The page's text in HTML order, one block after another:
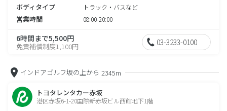
ボディタイプ トラック・バスなど
営業時間 08:00-20:00
6時間まで5,500円
免責補償制度1,100円 03-3233-0100
インドアゴルフ坂の上から 2345m
トヨタレンタカー赤坂
港区赤坂6-1-20国際新赤坂ビル西館地下1階